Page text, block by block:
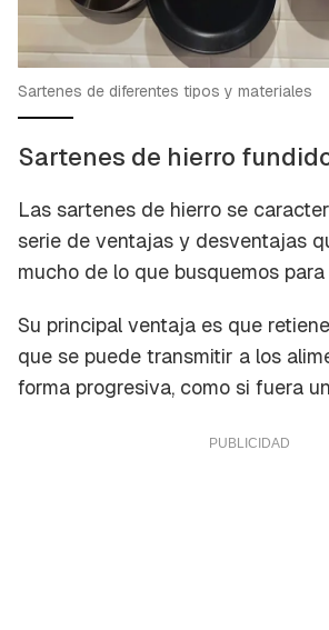
Sartenes de diferentes tipos y materiales
Sartenes de hierro
Las sartenes de hierro se
serie de ventajas y desventajas
mucho de lo que busquemos
Su principal ventaja es que
que se puede transmitir a los
forma progresiva, como si fuera